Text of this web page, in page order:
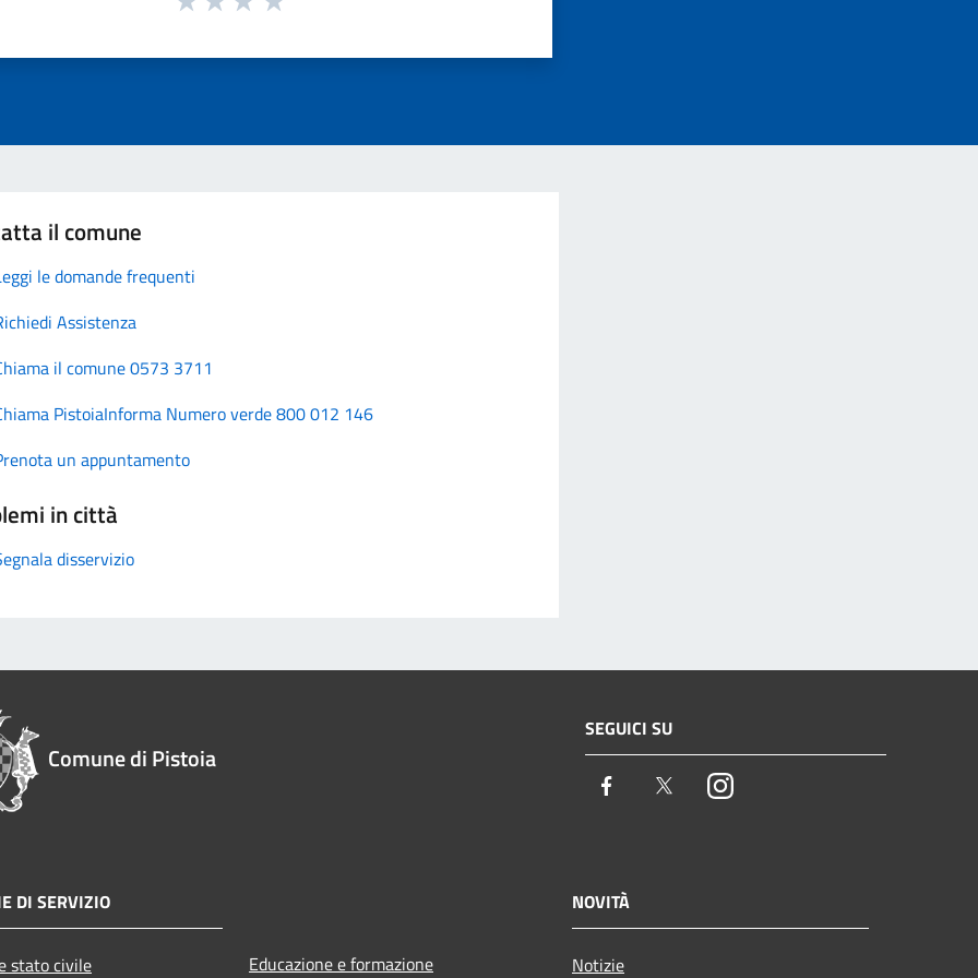
il comune
le domande frequenti
Assistenza
il comune 0573 3711
PistoiaInforma Numero verde 800 012 146
un appuntamento
in città
disservizio
Comune di Pistoia
SEGUICI SU
Facebook TwitterInstagram
DI SERVIZIO
stato civile Educazione e formazione
NOVITÀ
Notizie